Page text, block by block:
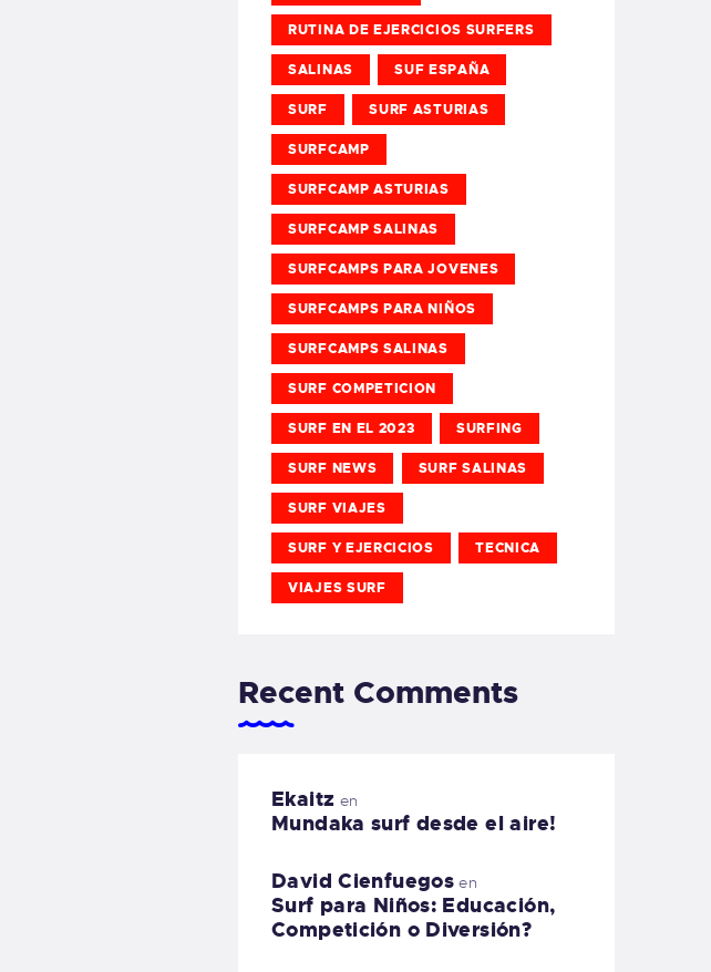
RUTINA DE EJERCICIOS SURFERS
SALINAS SUF ESPAÑA
SURF SURF ASTURIAS
SURFCAMP
SURFCAMP ASTURIAS
SURFCAMP SALINAS
SURFCAMPS PARA JOVENES
SURFCAMPS PARA NIÑOS
SURFCAMPS SALINAS
SURF COMPETICION
SURF EN EL 2023 SURFING
SURF NEWS SURF SALINAS
SURF VIAJES
SURF Y EJERCICIOS TECNICA
VIAJES SURF
Recent Comments
Ekaitz en
Mundaka surf desde el aire!
David Cienfuegos en
Surf para Niños: Educación,
Competición o Diversión?